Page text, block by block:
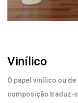
Vinílico
O papel vinílico ou
composição traduz-